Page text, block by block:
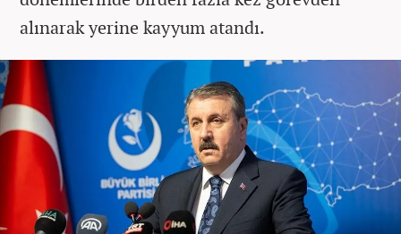
alınarak yerine kayyum atandı.